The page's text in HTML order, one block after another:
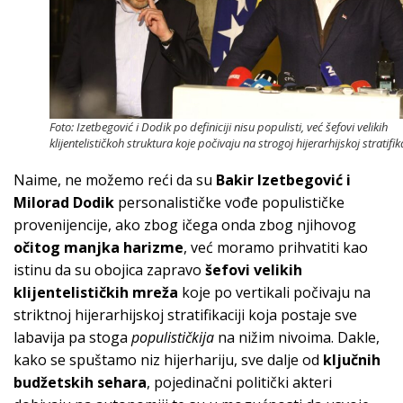
Foto: Izetbegović i Dodik po definiciji nisu populisti, već šefovi velikih
klijentelističkoh struktura koje počivaju na strogoj hijerarhijskoj
Naime, ne možemo reći da su Bakir Izetbegović i
Milorad Dodik personalističke vođe populističke
provenijencije, ako zbog ičega onda zbog njihovog
očitog manjka harizme, već moramo prihvatiti kao
istinu da su obojica zapravo šefovi velikih
klijentelističkih mreža koje po vertikali počivaju na
striktnoj hijerarhijskoj stratifikaciji koja postaje sve
labavija pa stoga populističkija na nižim nivoima. Dakle,
kako se spuštamo niz hijerhariju, sve dalje od ključnih
budžetskih sehara, pojedinačni politički akteri